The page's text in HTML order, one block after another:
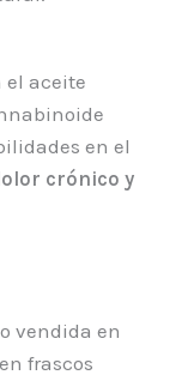
el aceite
en el
crónico y
vendida en
frascos